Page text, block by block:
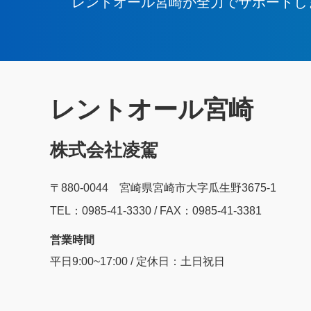
レントオール宮崎
株式会社凌駕
〒880-0044 宮崎県宮崎市大字瓜生野3675-1
TEL：0985‐41‐3330 / FAX：0985-41-3381
営業時間
平日9:00~17:00 / 定休日：土日祝日